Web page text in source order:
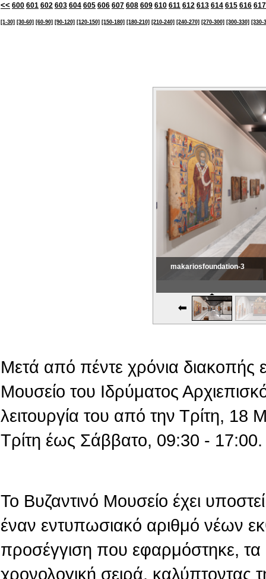
<< 600 601 602 603 604 605 606 607 608 609 610 611 612 613 614 615 616 617
[1-30] [30-60] [60-90] [90-120] [120-150] [150-180] [180-210] [210-240] [240-270] [270-300] [300-330] [330-
makariosfoundation-3
Μετά από πέντε χρόνια διακοπής
Μουσείο του Ιδρύματος
λειτουργία του από την Τρίτη,
Τρίτη έως Σάββατο, 09:30 - 17:00.
Το Βυζαντινό Μουσείο έχει υποστεί
έναν εντυπωσιακό αριθμό νέων
προσέγγιση που εφαρμόστηκε, τα
χρονολογική σειρά, καλύπτοντας